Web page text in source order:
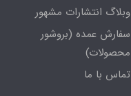
وبلاگ انتشارات مشهور
سفارش عمده (بروشور
محصولات)
تماس با ما